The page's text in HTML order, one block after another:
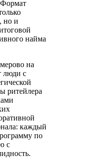
Формат
но и
найма
на
люди с
ритейлера
каждый
по
с